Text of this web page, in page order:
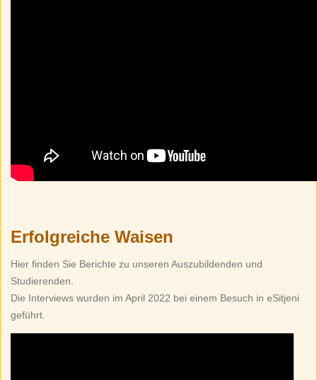
Erfolgreiche Waisen
Hier finden Sie Berichte zu unseren Auszubildenden und
Studierenden.
Die Interviews wurden im April 2022 bei einem Besuch in eSitjeni
geführt.